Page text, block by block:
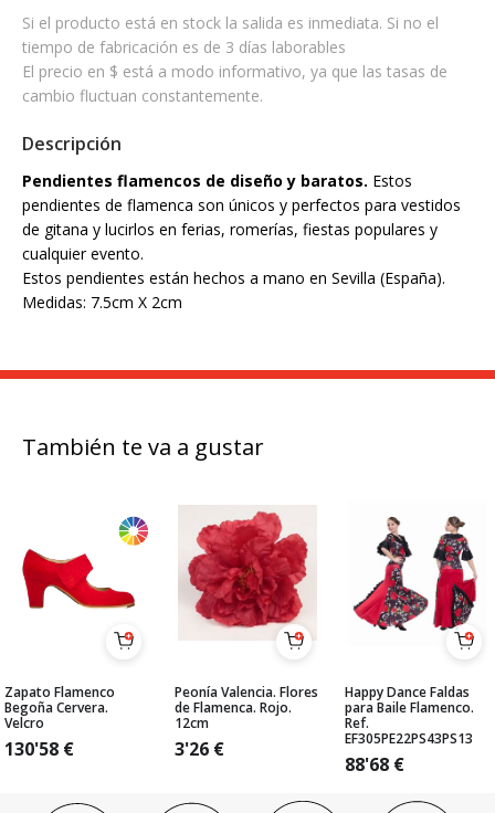
Si el producto está en stock la salida es inmediata. Si no el
tiempo de fabricación es de 3 días laborables
El precio en $ está a modo informativo, ya que las tasas de
cambio fluctuan constantemente.
Descripción
Pendientes flamencos de diseño y baratos. Estos
pendientes de flamenca son únicos y perfectos para vestidos
de gitana y lucirlos en ferias, romerías, fiestas populares y
cualquier evento.
Estos pendientes están hechos a mano en Sevilla (España).
Medidas: 7.5cm X 2cm
También te va a gustar
Zapato Flamenco
Begoña Cervera.
Velcro
130'58 €
Peonía Valencia. Flores
de Flamenca. Rojo.
12cm
3'26 €
Happy Dance Faldas
para Baile Flamenco.
Ref.
EF305PE22PS43PS13
88'68 €